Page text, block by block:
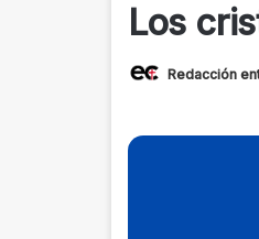
Los
Redacción